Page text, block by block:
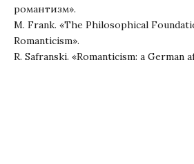
романтизм».
M. Frank. «The Philosophical
Romanticism».
R. Safranski. «Romanticism: a German